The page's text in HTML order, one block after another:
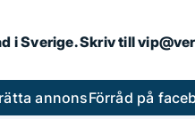
i Sverige. Skriv till
annonsFörråd på